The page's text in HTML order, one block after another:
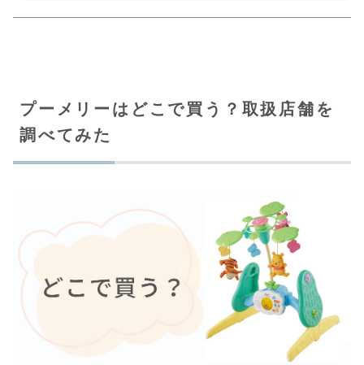
プーメリーはどこで買う？取扱店舗を
調べてみた